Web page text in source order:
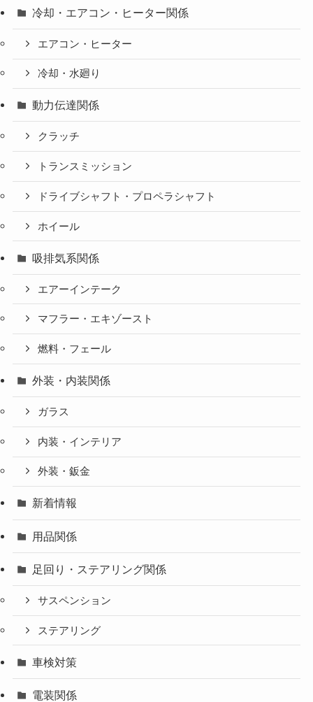
冷却・エアコン・ヒーター関係
エアコン・ヒーター
冷却・水廻り
動力伝達関係
クラッチ
トランスミッション
ドライブシャフト・プロペラシャフト
ホイール
吸排気系関係
エアーインテーク
マフラー・エキゾースト
燃料・フェール
外装・内装関係
ガラス
内装・インテリア
外装・鈑金
新着情報
用品関係
足回り・ステアリング関係
サスペンション
ステアリング
車検対策
電装関係